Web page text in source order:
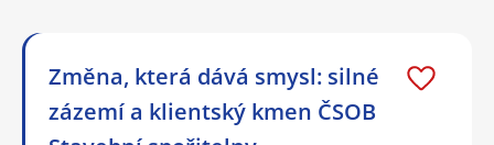
Změna, která dává smysl: silné
zázemí a klientský kmen ČSOB